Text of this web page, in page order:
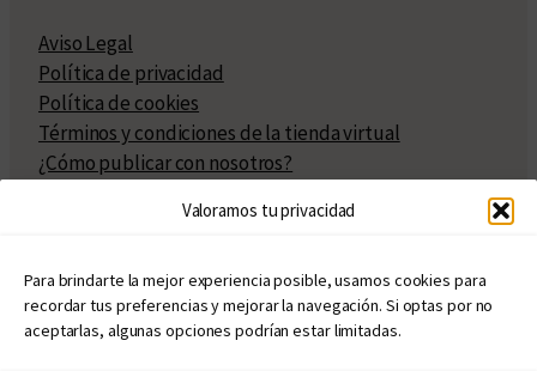
Valoramos tu privacidad
Para brindarte la mejor experiencia posible, usamos cookies para
recordar tus preferencias y mejorar la navegación. Si optas por no
aceptarlas, algunas opciones podrían estar limitadas.
Aviso Legal
Política de privacidad
Política de cookies
Términos y condiciones de la tienda virtual
¿Cómo publicar con nosotros?
Políticas de publicación
Políticas de coedición
Atribuciones